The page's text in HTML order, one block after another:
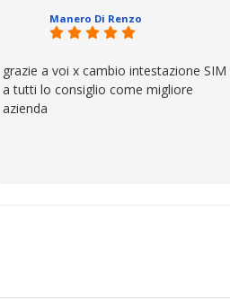
Manero Di Renzo
grazie a voi x cambio intestazione SIM
a tutti lo consiglio come migliore
azienda